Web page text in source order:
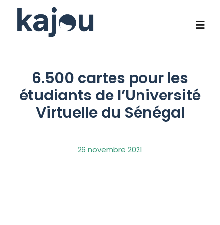
Passer
contenu
Notre savoir-faire
6.500 cartes pour les
étudiants de l’Université
Virtuelle du Sénégal
26 novembre 2021